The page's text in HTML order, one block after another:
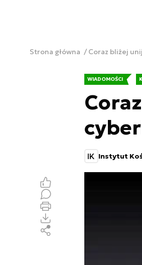
Strona główna Coraz bliżej
WIADOMOŚCI
IK Instytut